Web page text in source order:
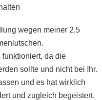
wegen meiner 2,5
funktioniert, da die
sollte und nicht bei Ihr.
und es hat wirklich
und zugleich begeistert.